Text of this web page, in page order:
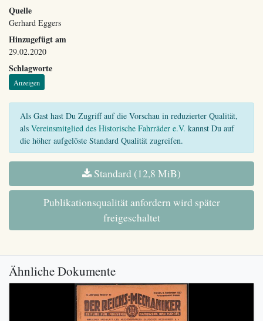
Quelle
Gerhard Eggers
Hinzugefügt am
29.02.2020
Schlagworte
Anzeigen
Als Gast hast Du Zugriff auf die Vorschau in reduzierter Qualität,
als Vereinsmitglied des Historische Fahrräder e.V. kannst Du auf
die höher aufgelöste Standard Qualität zugreifen.
Standard (12,8 MiB)
Publikationsqualität anfordern wird später
freigeschaltet
Ähnliche Dokumente